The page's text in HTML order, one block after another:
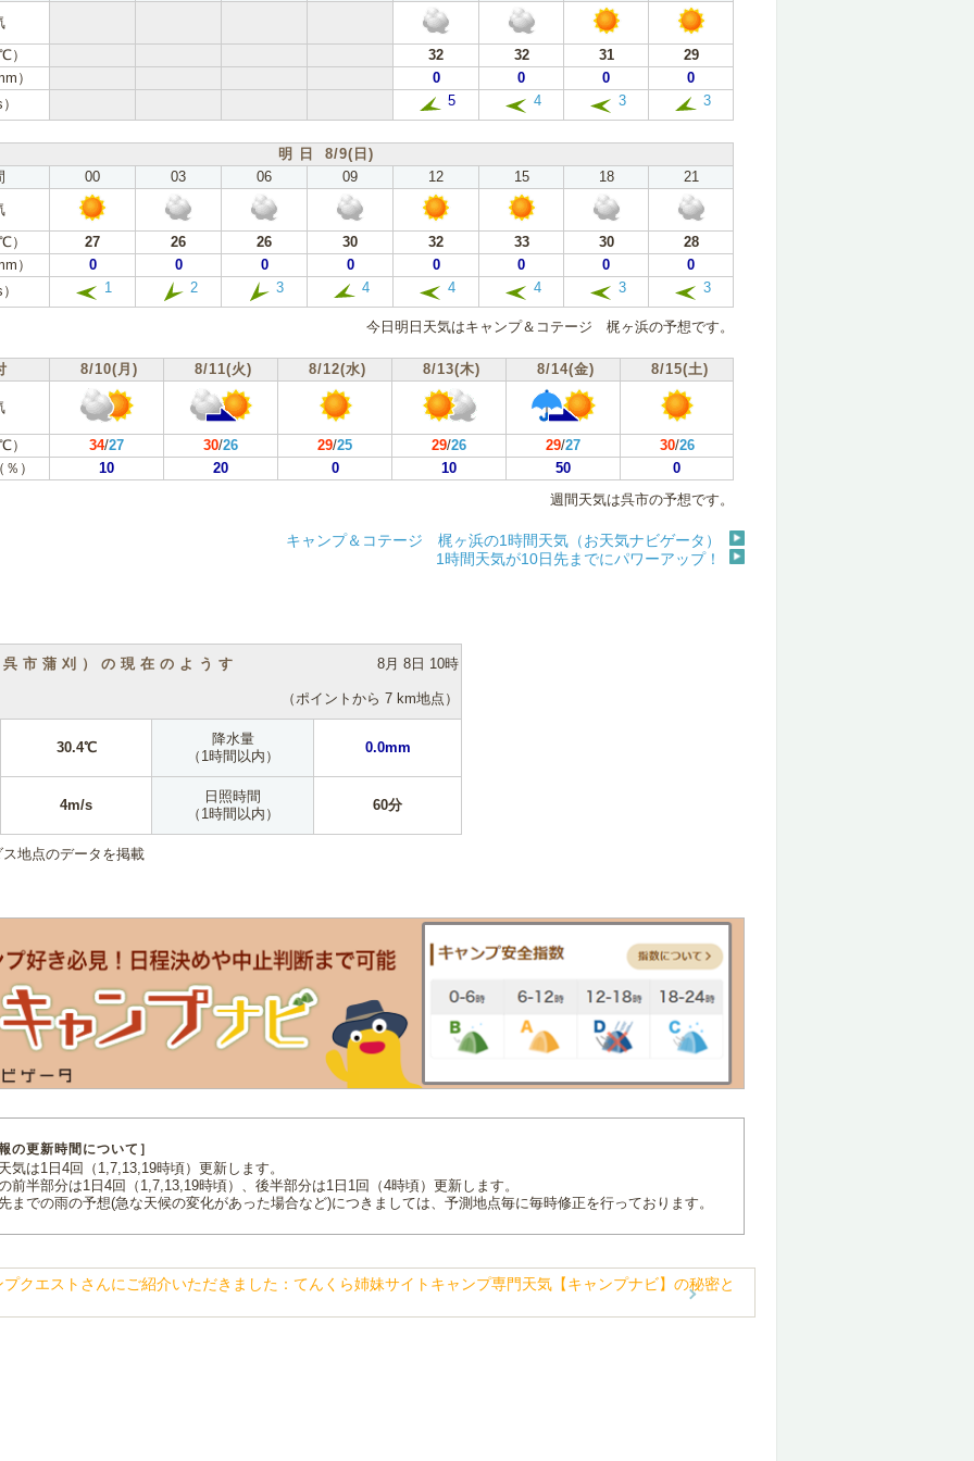
32 32 31
29
）
0 0 0
0
5 4 3 3
明 日 8/9(日)
00 03 06 09 12 15 18
21
27 26 26 30 32 33 30
28
）
0 0 0 0 0 0 0
0
1 2 3 4 4 4 3 3
今日明日天気はキャンプ＆コテージ 梶ヶ浜の予想です。
8/10(月) 8/11(火) 8/12(水) 8/13(木) 8/14(金) 8/15(土)
34/27 30/26 29/25 29/26 29/27 30/26
）
10 20 0 10 50
0
週間天気は呉市の予想です。
キャンプ＆コテージ 梶ヶ浜の1時間天気（お天気ナビゲータ）
1時間天気が10日先までにパワーアップ！
市蒲刈）の現在のようす 8月 8日 10時
（ポイントから 7 km地点）
30.4℃
降水量
（1時間以内）
0.0mm
4m/s
日照時間
（1時間以内）
60分
地点のデータを掲載
の更新時間について］
気は1日4回（1,7,13,19時頃）更新します。
前半部分は1日4回（1,7,13,19時頃）、後半部分は1日1回（4時頃）更新します。
までの雨の予想(急な天候の変化があった場合など)につきましては、予測地点毎に毎時修正を行っております。
プクエストさんにご紹介いただきました：てんくら姉妹サイトキャンプ専門天気【キャンプナビ】の秘密と